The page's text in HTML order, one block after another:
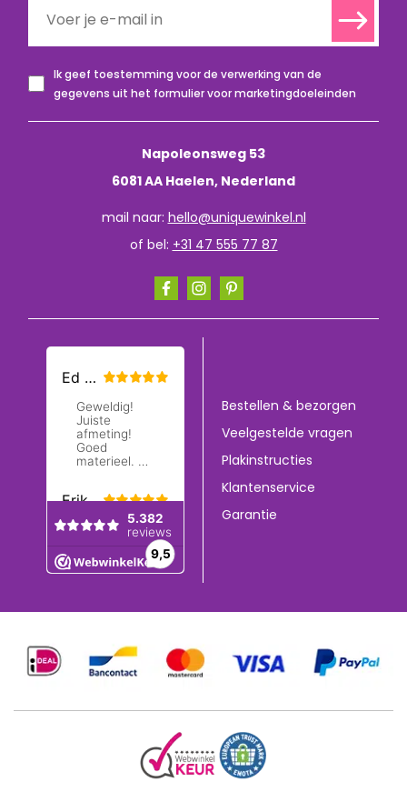
Napoleonsweg 53
6081 AA Haelen, Nederland
mail naar: hello@uniquewinkel.nl
of bel: +31 47 555 77 87
Bestellen & bezorgen
Veelgestelde vragen
Plakinstructies
Klantenservice
Garantie
Ik geef toestemming voor de verwerking van de
gegevens uit het formulier voor marketingdoeleinden